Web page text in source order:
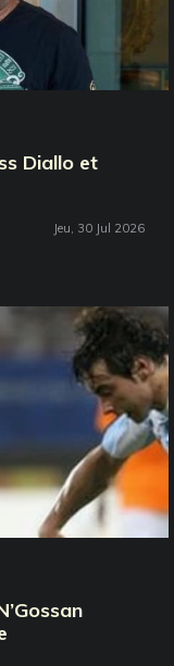
Diallo et
Jeu, 30 Jul 2026